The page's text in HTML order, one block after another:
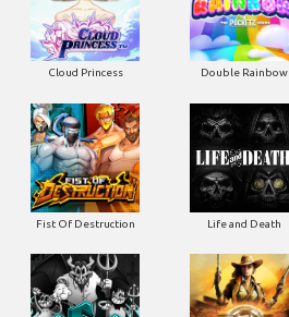
Cloud Princess Double Rainbow
Fist Of Destruction Life and Death